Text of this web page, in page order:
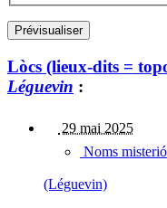
Lòcs (lieux-dits =
Léguevin :
29 mai 2025
Noms
(Léguevin)